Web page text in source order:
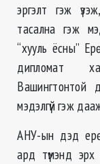
эргэлт гэж
тасална гэж
“хууль ёсны”
дипломат
Вашингтонтой
мэдэлгүй гэж
АНУ-ын дэд
ард түмэнд эрх